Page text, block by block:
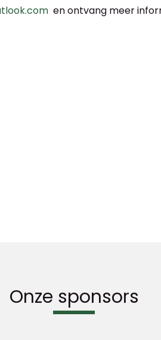
en ontvang meer
Onze sponsors